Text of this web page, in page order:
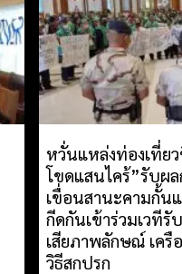
หวั่นแหล่งท่องเที่ย
โขดแสนไคร้”รับผล
เขื่อนสานะคามกั้น
กีดกันเข้าร่วมเวที
เสียภาพลักษณ์ เครื
วิธีสกปรก